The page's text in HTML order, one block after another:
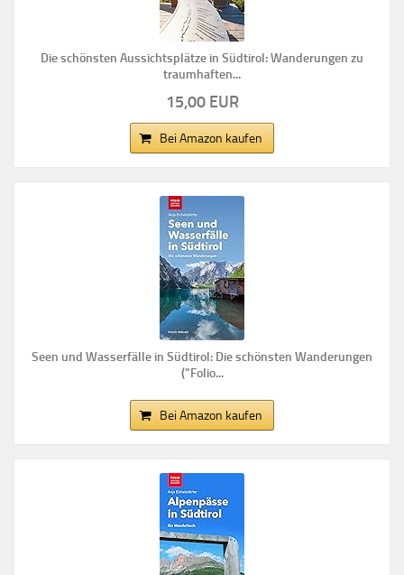
Die schönsten Aussichtsplätze in Südtirol: Wanderungen zu
traumhaften...
15,00 EUR
Bei Amazon kaufen
Seen und Wasserfälle in Südtirol: Die schönsten Wanderungen
("Folio...
Bei Amazon kaufen